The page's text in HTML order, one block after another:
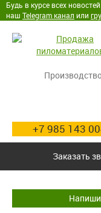
Будь в курсе всех
наш Telegram канал или
+7 985 143
Заказать